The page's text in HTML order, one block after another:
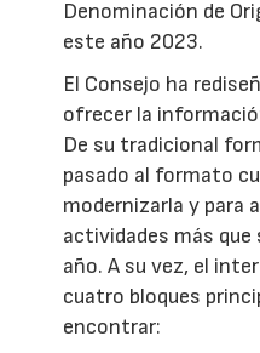
Denominación de
este año 2023.
El Consejo ha
ofrecer la
De su tradicional
pasado al formato
modernizarla y para
actividades más
año. A su vez, el
cuatro bloques
encontrar: